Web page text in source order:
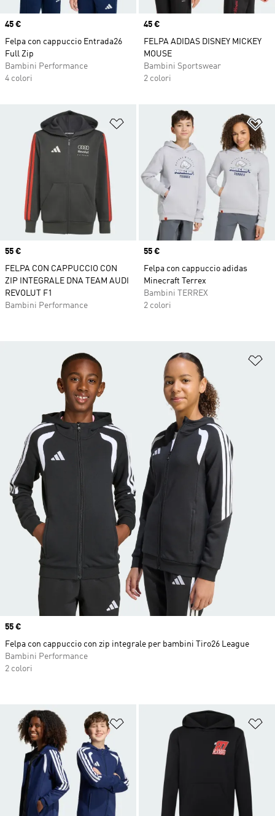
Price
45 €
Felpa con cappuccio Entrada26
Full Zip
Bambini Performance
4 colori
Price
45 €
FELPA ADIDAS DISNEY MICKEY
MOUSE
Bambini Sportswear
2 colori
Aggiungi alla lista dei desideri
Price
55 €
FELPA CON CAPPUCCIO CON
ZIP INTEGRALE DNA TEAM AUDI
REVOLUT F1
Bambini Performance
Price
55 €
Felpa con cappuccio adidas
Minecraft Terrex
Bambini TERREX
2 colori
Aggiungi alla lista dei desideri
Price
55 €
Felpa con cappuccio con zip integrale per bambini Tiro26 League
Bambini Performance
2 colori